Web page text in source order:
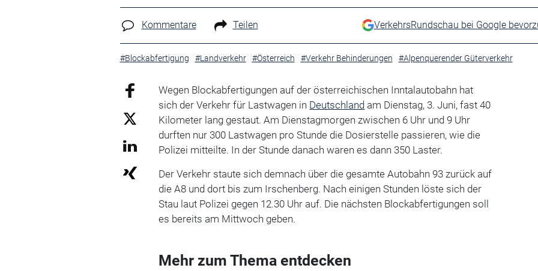
Kommentare Teilen VerkehrsRundschau bei Google
#Blockabfertigung #Landverkehr #Österreich #Verkehr Behinderungen #Alpenquerender Güterverkehr
Wegen Blockabfertigungen auf der österreichischen Inntalautobahn hat
sich der Verkehr für Lastwagen in Deutschland am Dienstag, 3. Juni, fast 40
Kilometer lang gestaut. Am Dienstagmorgen zwischen 6 Uhr und 9 Uhr
durften nur 300 Lastwagen pro Stunde die Dosierstelle passieren, wie die
Polizei mitteilte. In der Stunde danach waren es dann 350 Laster.
Der Verkehr staute sich demnach über die gesamte Autobahn 93 zurück auf
die A8 und dort bis zum Irschenberg. Nach einigen Stunden löste sich der
Stau laut Polizei gegen 12.30 Uhr auf. Die nächsten Blockabfertigungen soll
es bereits am Mittwoch geben.
Mehr zum Thema entdecken